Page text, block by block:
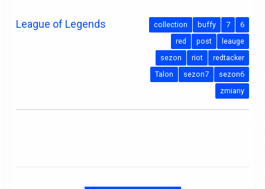
League of Legends 6
7
buffy
collection
leauge
post
red
redtacker
riot
sezon
sezon6
sezon7
Talon
zmiany